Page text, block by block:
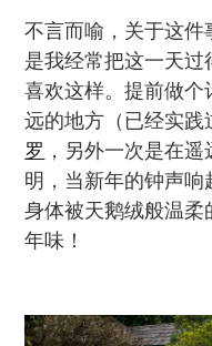
不言而喻，关于这
是我经常把这一天
喜欢这样。提前做
远的地方（已经实
罗 ，另外一次是在遥
明，当新年的钟声
身体被天鹅绒般温
年味！